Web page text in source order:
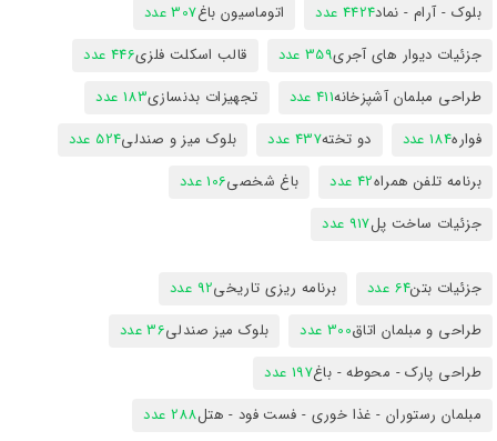
بلوک - آرام - نماد4424 عدد اتوماسیون باغ307 عدد
جزئیات دیوار های آجری359 عدد قالب اسکلت فلزی446 عدد
طراحی مبلمان آشپزخانه411 عدد تجهیزات بدنسازی183 عدد
فواره184 عدد دو تخته437 عدد بلوک میز و صندلی524 عدد
برنامه تلفن همراه42 عدد باغ شخصی106 عدد
جزئیات ساخت پل917 عدد
جزئیات بتن64 عدد برنامه ریزی تاریخی92 عدد
طراحی و مبلمان اتاق300 عدد بلوک میز صندلی36 عدد
طراحی پارک - محوطه - باغ197 عدد
مبلمان رستوران - غذا خوری - فست فود - هتل288 عدد